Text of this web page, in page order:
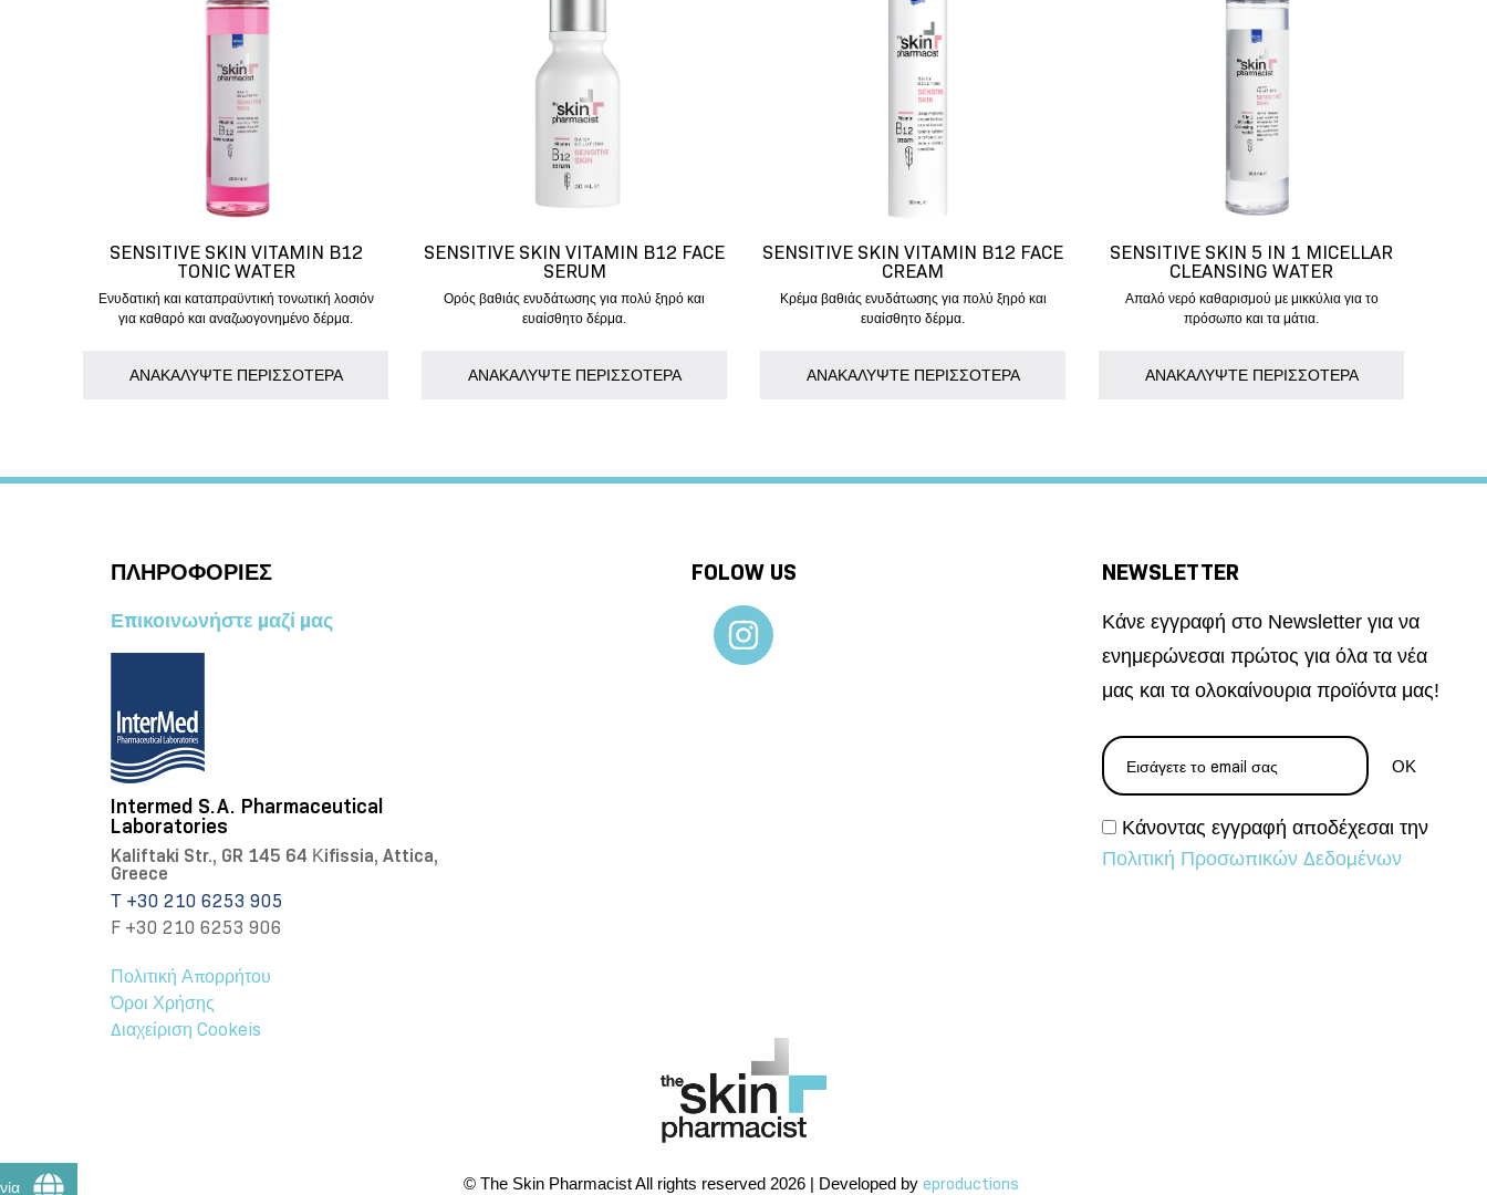
SENSITIVE SKIN VITAMIN B12
TONIC WATER
Ενυδατική και καταπραϋντική τονωτική λοσιόν
για καθαρό και αναζωογονημένο δέρμα.
AΝΑΚΑΛΥΨΤΕ ΠΕΡΙΣΣΟΤΕΡΑ
SENSITIVE SKIN VITAMIN B12 FACE
SERUM
Oρός βαθιάς ενυδάτωσης για πολύ ξηρό και
ευαίσθητο δέρμα.
AΝΑΚΑΛΥΨΤΕ ΠΕΡΙΣΣΟΤΕΡΑ
SENSITIVE SKIN VITAMIN B12 FACE
CREAM
Κρέμα βαθιάς ενυδάτωσης για πολύ ξηρό και
ευαίσθητο δέρμα.
AΝΑΚΑΛΥΨΤΕ ΠΕΡΙΣΣΟΤΕΡΑ
SENSITIVE SKIN 5 IN 1 MICELLAR
CLEANSING WATER
Απαλό νερό καθαρισμού με μικκύλια για το
πρόσωπο και τα μάτια.
AΝΑΚΑΛΥΨΤΕ ΠΕΡΙΣΣΟΤΕΡΑ
ΠΛΗΡΟΦΟΡΙΕΣ
Επικοινωνήστε μαζί μας
Intermed S.A. Pharmaceutical
Laboratories
Kaliftaki Str., GR 145 64 Κifissia, Attica,
Greece
Τ +30 210 6253 905
F +30 210 6253 906
Πολιτική Απορρήτου
Όροι Χρήσης
Διαχείριση Cookeis
FOLOW US NEWSLETTER
Κάνε εγγραφή στο Newsletter για να
ενημερώνεσαι πρώτος για όλα τα νέα
μας και τα ολοκαίνουρια προϊόντα μας!
Κάνοντας εγγραφή αποδέχεσαι την
Πολιτική Προσωπικών Δεδομένων
© The Skin Pharmacist All rights reserved 2026 | Developed by eproductions